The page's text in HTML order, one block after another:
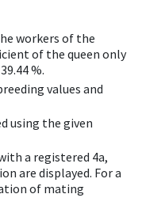
workers of the
of the queen only
%.
values and
using the given
a registered 4a,
are displayed. For a
of mating